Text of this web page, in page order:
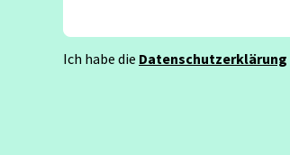
Ich habe die Datenschutzerklärung